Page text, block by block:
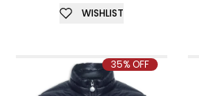
WISHLIST
35% OFF